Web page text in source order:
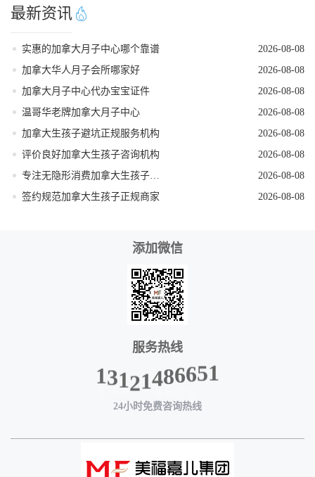
最新资讯
实惠的加拿大月子中心哪个靠谱
2026-08-08
加拿大华人月子会所哪家好
2026-08-08
加拿大月子中心代办宝宝证件
2026-08-08
温哥华老牌加拿大月子中心
2026-08-08
加拿大生孩子避坑正规服务机构
2026-08-08
评价良好加拿大生孩子咨询机构
2026-08-08
专注无隐形消费加拿大生孩子机构
2026-08-08
签约规范加拿大生孩子正规商家
2026-08-08
添加微信
服务热线
13121486651
24小时免费咨询热线